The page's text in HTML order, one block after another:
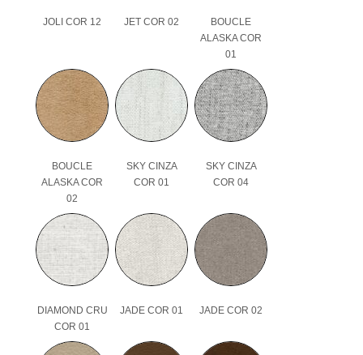
JOLI COR 12 JET COR 02
BOUCLE
ALASKA COR
01
BOUCLE
ALASKA COR
02
SKY CINZA
COR 01
SKY CINZA
COR 04
DIAMOND CRU
COR 01
JADE COR 01 JADE COR 02